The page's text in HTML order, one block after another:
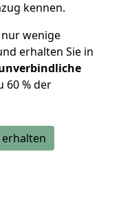
kennen.
wenige
erhalten Sie in
60 % der